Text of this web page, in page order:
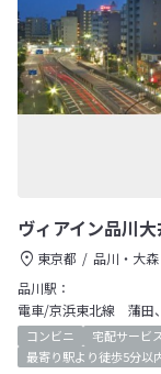
ヴィアイン品川
東京都 品川・大
品川駅：
電車/京浜東北線 蒲田
コンビニ 宅配サービス
最寄り駅より徒歩5分以